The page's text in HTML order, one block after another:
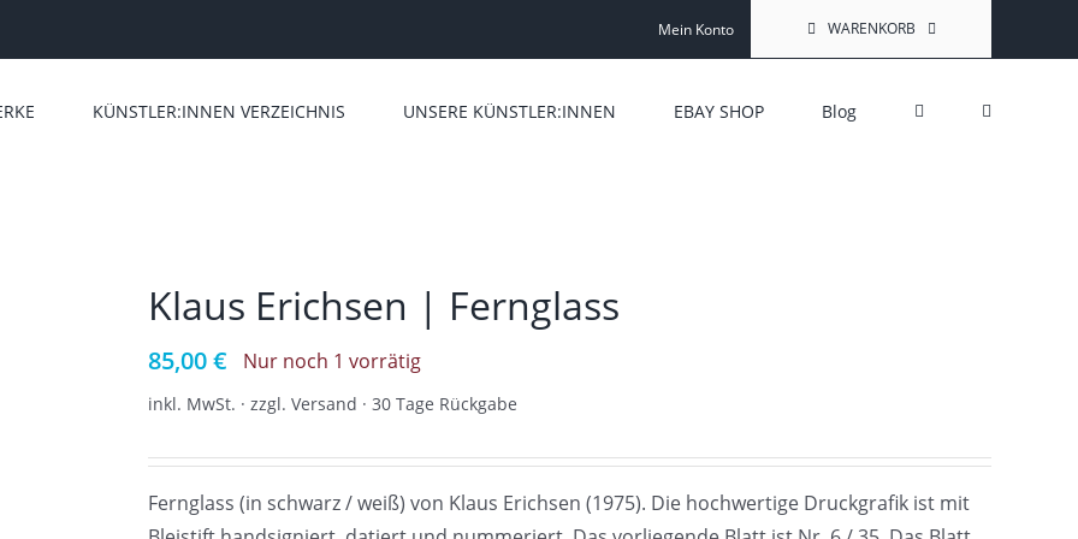
Mein Konto WARENKORB
KÜNSTLER:INNEN VERZEICHNIS UNSERE KÜNSTLER:INNEN EBAY SHOP Blog
Klaus Erichsen | Fernglass
85,00€ Nur noch 1 vorrätig
inkl. MwSt. · zzgl. Versand · 30 Tage Rückgabe
Fernglass (in schwarz / weiß) von Klaus Erichsen (1975). Die hochwertige Druckgrafik ist mit